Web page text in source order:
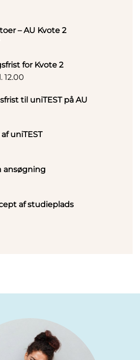
– AU Kvote 2
for Kvote 2
12.00
til uniTEST på AU
uniTEST
ansøgning
af studieplads